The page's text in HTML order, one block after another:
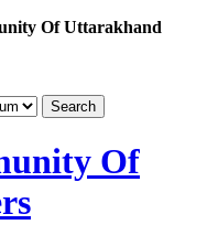
Of Uttarakhand
Of